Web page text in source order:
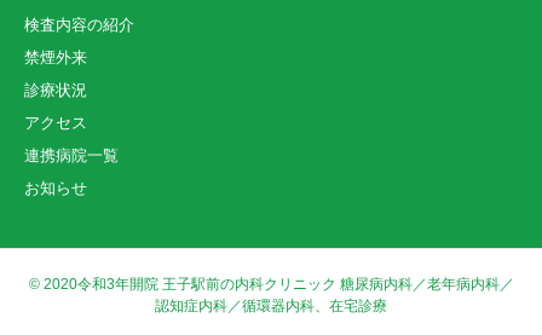
検査内容の紹介
禁煙外来
診療状況
アクセス
連携病院一覧
お知らせ
© 2020令和3年開院 王子駅前の内科クリニック 糖尿病内科／老年病内科／
認知症内科／循環器内科、在宅診療